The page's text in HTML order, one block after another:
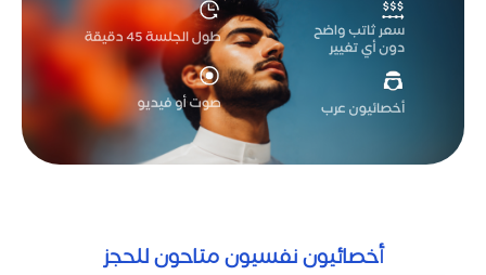
أخصائيون نفسيون متاحون للحجز